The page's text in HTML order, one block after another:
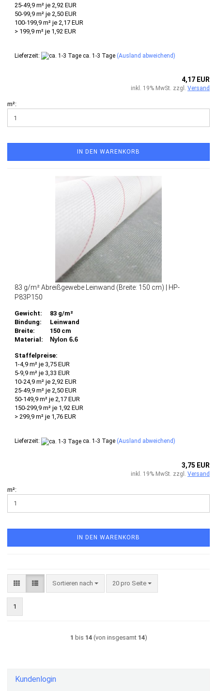
25-49,9 m² je 2,92 EUR
50-99,9 m² je 2,50 EUR
100-199,9 m² je 2,17 EUR
> 199,9 m² je 1,92 EUR
Lieferzeit: ca. 1-3 Tage (Ausland abweichend)
4,17 EUR
inkl. 19% MwSt. zzgl. Versand
m²:
IN DEN WARENKORB
83 g/m² Abreißgewebe Leinwand (Breite: 150 cm) | HP-
P83P150
Gewicht:
83 g/m²
Bindung:
Leinwand
Breite:
150 cm
Material:
Nylon 6.6
Staffelpreise:
1-4,9 m² je 3,75 EUR
5-9,9 m² je 3,33 EUR
10-24,9 m² je 2,92 EUR
25-49,9 m² je 2,50 EUR
50-149,9 m² je 2,17 EUR
150-299,9 m² je 1,92 EUR
> 299,9 m² je 1,76 EUR
Lieferzeit: ca. 1-3 Tage (Ausland abweichend)
3,75 EUR
inkl. 19% MwSt. zzgl. Versand
m²:
IN DEN WARENKORB
Sortieren nach
Sortieren nach 20 pro Seite
pro Seite
1
1 bis 14(von insgesamt 14)
Kundenlogin